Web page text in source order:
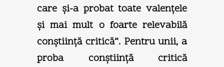
care şi-a probat toate valenţele
şi mai mult o foarte relevabilă
conştiinţă critică“. Pentru unii, a
proba conştiinţă critică